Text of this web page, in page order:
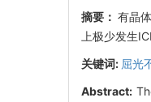
摘要：有晶
上极少发生
关键词: 屈光
Abstract: